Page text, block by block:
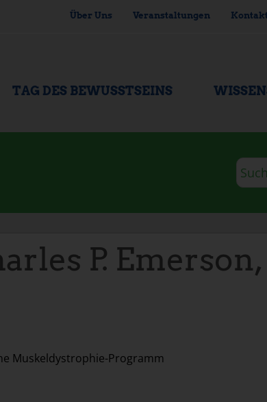
Über Uns Veranstaltungen Kontakt
TAG DES BEWUSSTSEINS
P. Emerson,
Muskeldystrophie-Programm